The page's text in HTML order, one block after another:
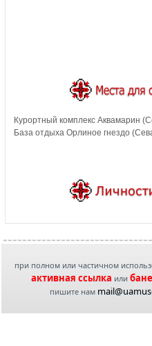
Курортный комплекс Аквамарин
База отдыха Орлиное гнездо
при полном или частичном
активная ссылка или
пишите нам